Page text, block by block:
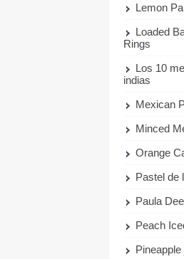
Lemon
Loaded
Rings
Los 10
indias
Mexican
Minced
Orange
Pastel de
Paula
Peach